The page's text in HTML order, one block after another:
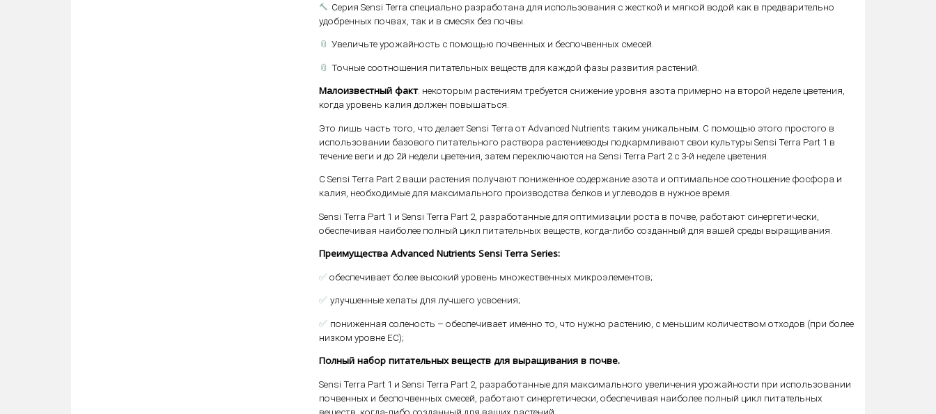
🔨 Серия Sensi Terra специально разработана для использования с жесткой и мягкой водой как в предварительно
удобренных почвах, так и в смесях без почвы.
📎 Увеличьте урожайность с помощью почвенных и беспочвенных смесей.
📎 Точные соотношения питательных веществ для каждой фазы развития растений.
Малоизвестный факт: некоторым растениям требуется снижение уровня азота примерно на второй неделе цветения,
когда уровень калия должен повышаться.
Это лишь часть того, что делает Sensi Terra от Advanced Nutrients таким уникальным. С помощью этого простого в
использовании базового питательного раствора растениеводы подкармливают свои культуры Sensi Terra Part 1 в
течение веги и до 2й недели цветения, затем переключаются на Sensi Terra Part 2 с 3-й неделе цветения.
С Sensi Terra Part 2 ваши растения получают пониженное содержание азота и оптимальное соотношение фосфора и
калия, необходимые для максимального производства белков и углеводов в нужное время.
Sensi Terra Part 1 и Sensi Terra Part 2, разработанные для оптимизации роста в почве, работают синергетически,
обеспечивая наиболее полный цикл питательных веществ, когда-либо созданный для вашей среды выращивания.
Преимущества Advanced Nutrients Sensi Terra Series:
✅обеспечивает более высокий уровень множественных микроэлементов;
✅ улучшенные хелаты для лучшего усвоения;
✅ пониженная соленость – обеспечивает именно то, что нужно растению, с меньшим количеством отходов (при более
низком уровне ЕС);
Полный набор питательных веществ для выращивания в почве.
Sensi Terra Part 1 и Sensi Terra Part 2, разработанные для максимального увеличения урожайности при использовании
почвенных и беспочвенных смесей, работают синергетически, обеспечивая наиболее полный цикл питательных
веществ, когда-либо созданный для ваших растений.